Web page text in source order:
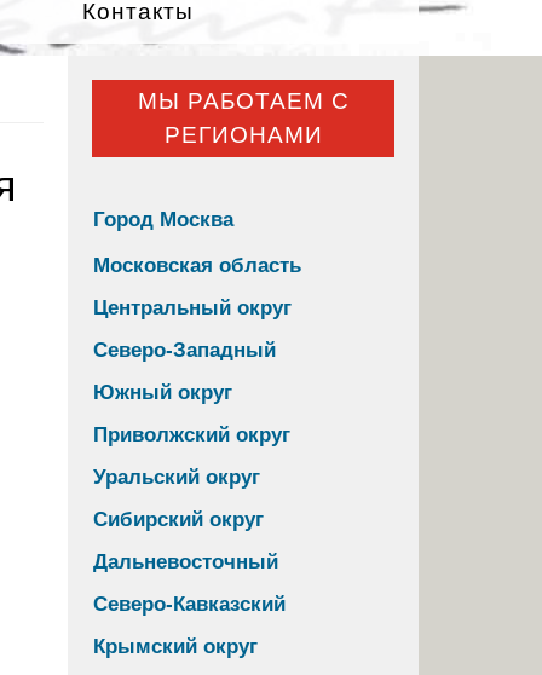
Контакты
МЫ РАБОТАЕМ С
РЕГИОНАМИ
Город Москва
Московская область
Центральный округ
Северо-Западный
Южный округ
Приволжский округ
Уральский округ
Сибирский округ
Дальневосточный
Северо-Кавказский
Крымский округ